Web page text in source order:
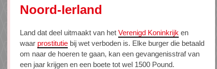
Noord-Ierland
Land dat deel uitmaakt van het Verenigd Koninkrijk en
waar prostitutie bij wet verboden is. Elke burger die betaald
om naar de hoeren te gaan, kan een gevangenisstraf van
een jaar krijgen en een boete tot wel 1500 Pound.